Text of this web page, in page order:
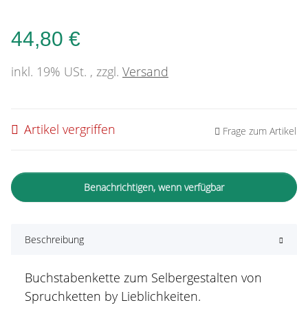
44,80 €
inkl. 19% USt. , zzgl. Versand
Artikel vergriffen Frage zum Artikel
Benachrichtigen, wenn verfügbar
Beschreibung
Buchstabenkette zum Selbergestalten von
Spruchketten by Lieblichkeiten.